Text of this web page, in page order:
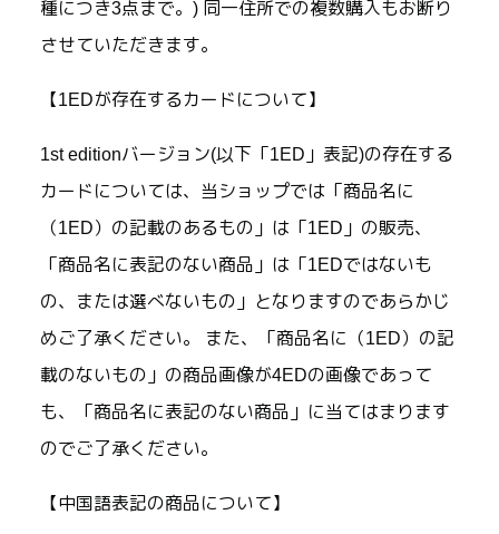
種につき3点まで。) 同一住所での複数購入もお断り
させていただきます。
【1EDが存在するカードについて】
1st editionバージョン(以下「1ED」表記)の存在する
カードについては、当ショップでは「商品名に
（1ED）の記載のあるもの」は「1ED」の販売、
「商品名に表記のない商品」は「1EDではないも
の、または選べないもの」となりますのであらかじ
めご了承ください。 また、「商品名に（1ED）の記
載のないもの」の商品画像が4EDの画像であって
も、「商品名に表記のない商品」に当てはまります
のでご了承ください。
【中国語表記の商品について】